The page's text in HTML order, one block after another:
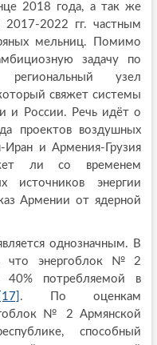
2018 года, а так же
2017-2022 гг. частным
мельниц. Помимо
задачу по
узел
свяжет системы
и России. Речь идёт о
проектов воздушных
Иран и Армения-Грузия
ли со временем
источников энергии
Армении от ядерной
однозначным. В
что энергоблок № 2
40% потребляемой в
[17] . По оценкам
№ 2 Армянской
способный